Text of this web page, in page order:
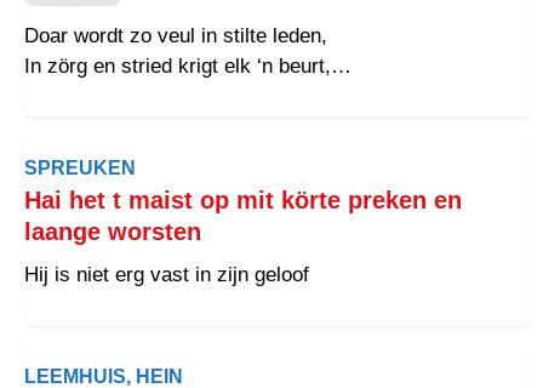
Doar wordt zo veul in stilte leden,
In zörg en stried krigt elk ‘n beurt,
SPREUKEN
Hai het t maist op mit körte preken en
laange worsten
Hij is niet erg vast in zijn geloof
LEEMHUIS, HEIN